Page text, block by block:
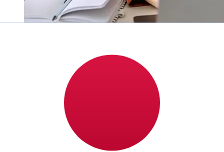
À quelle vitesse un transfert Berliner
Sparkasse EUR JPY ?
Les délais de livraison pour les transferts internationaux
avec Berliner Sparkasse de Pays membres de l'Euro à
Japon varient selon le mode de paiement et le moment
de la transaction. En général, les virements bancaires
internationaux prennent de 1 à 5 jours ouvrables. Des
facteurs tels que les jours fériés bancaires et les